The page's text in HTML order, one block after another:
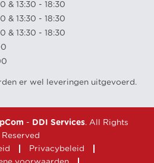
& 13:30 - 18:30
& 13:30 - 18:30
& 13:30 - 18:30
er wel leveringen uitgevoerd.
- DDI Services. All Rights
Reserved
Privacybeleid